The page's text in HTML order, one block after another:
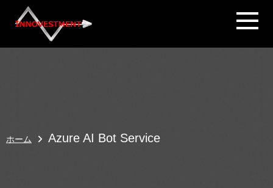
ホーム Azure AI Bot Service